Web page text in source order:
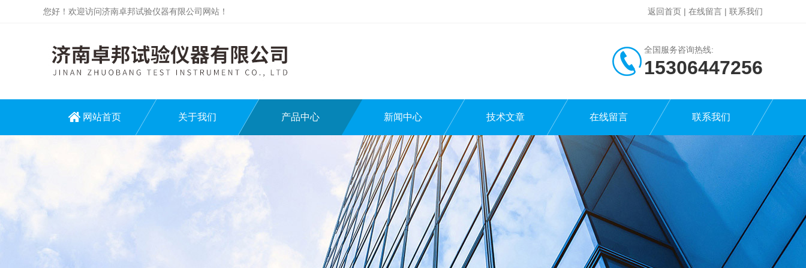
您好！欢迎访问济南卓邦试验仪器有限公司网站！ 返回首页 | 在线留言 | 联系我们
全国服务咨询热线:
15306447256
网站首页 关于我们 产品中心 新闻中心 技术文章 在线留言 联系我们